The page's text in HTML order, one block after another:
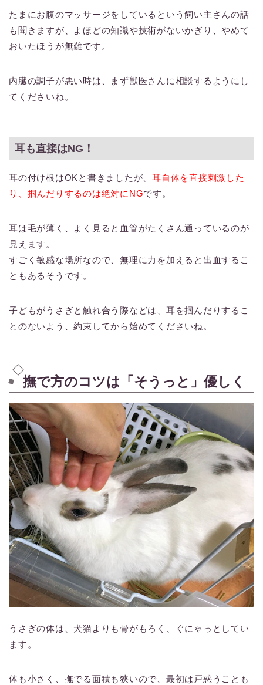
たまにお腹のマッサージをしているという飼い主さんの話
も聞きますが、よほどの知識や技術がないかぎり、やめて
おいたほうが無難です。
内臓の調子が悪い時は、まず獣医さんに相談するようにし
てくださいね。
耳も直接はNG！
耳の付け根はOKと書きましたが、耳自体を直接刺激した
り、掴んだりするのは絶対にNGです。
耳は毛が薄く、よく見ると血管がたくさん通っているのが
見えます。
すごく敏感な場所なので、無理に力を加えると出血するこ
ともあるそうです。
子どもがうさぎと触れ合う際などは、耳を掴んだりするこ
とのないよう、約束してから始めてくださいね。
撫で方のコツは「そうっと」優しく
うさぎの体は、犬猫よりも骨がもろく、ぐにゃっとしてい
ます。
体も小さく、撫でる面積も狭いので、最初は戸惑うことも